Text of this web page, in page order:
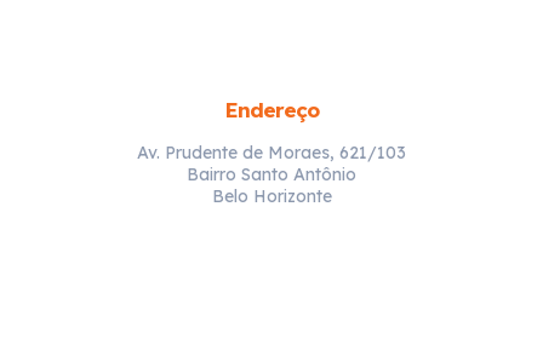
Endereço
Av. Prudente de Moraes, 621/103
Bairro Santo Antônio
Belo Horizonte